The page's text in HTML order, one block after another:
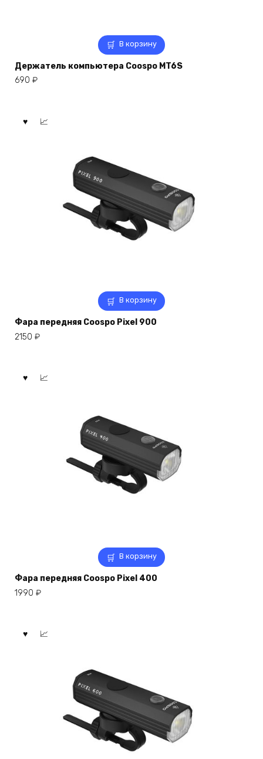
В корзину
Держатель компьютера Coospo MT6S
690 ₽
В корзину
Фара передняя Coospo Pixel 900
2150 ₽
В корзину
Фара передняя Coospo Pixel 400
1990 ₽